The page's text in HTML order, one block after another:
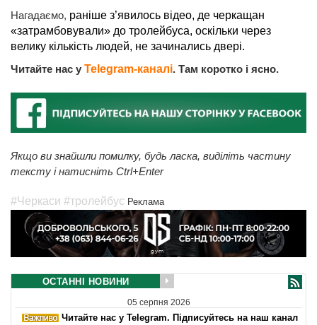
Нагадаємо, раніше з’явилось відео, де черкащан
«затрамбовували» до тролейбуса, оскільки через
велику кількість людей, не зачинались двері.
Читайте нас у Telegram-каналі. Там коротко і ясно.
Якщо ви знайшли помилку, будь ласка, виділіть частину
тексту і натисніть Ctrl+Enter
#Черкаси #тролейбус Реклама
ОСТАННІ НОВИНИ
05 серпня 2026
Читайте нас у Telegram. Підписуйтесь на наш канал